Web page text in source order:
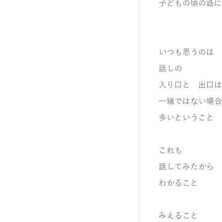
子どもの頃の話
いつも思うのは
話しの
入り口と 出口は
一緒ではない場
多いということ
これも
話してみたから
わかること
みえること